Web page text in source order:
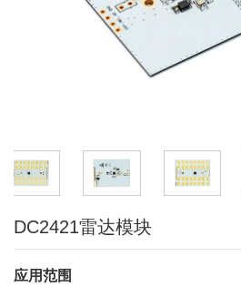
DC2421雷达模块
应用范围